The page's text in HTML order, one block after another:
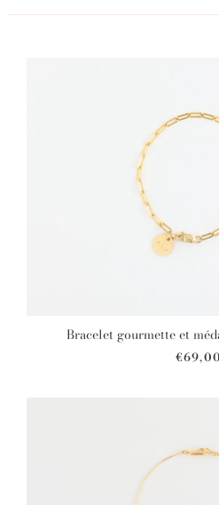
Bracelet gourmette et
€69,00